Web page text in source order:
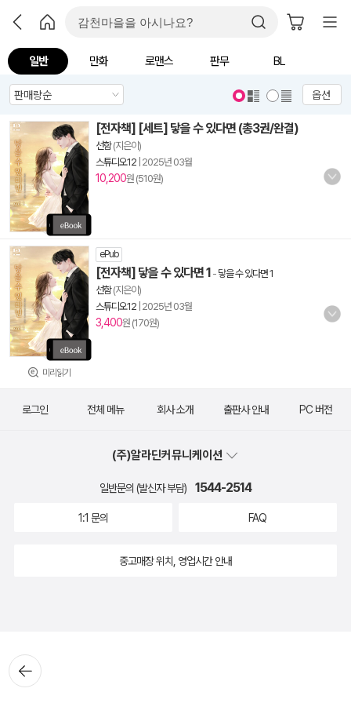
일반 만화 로맨스 판무 BL
옵션
[전자책] [세트] 닿을 수 있다면 (총3권/완결)
선함(지은이)
스튜디오12 2025년 03월
10,200원 (510원)
미리읽기
ePub
[전자책] 닿을 수 있다면 1 - 닿을 수 있다면 1
선함(지은이)
스튜디오12 2025년 03월
3,400원 (170원)
뒤로가
기
로그인 전체 메뉴 회사 소개 출판사 안내 PC 버전
(주)알라딘커뮤니케이션
일반문의 (발신자 부담) 1544-2514
1:1 문의 FAQ
중고매장 위치, 영업시간 안내